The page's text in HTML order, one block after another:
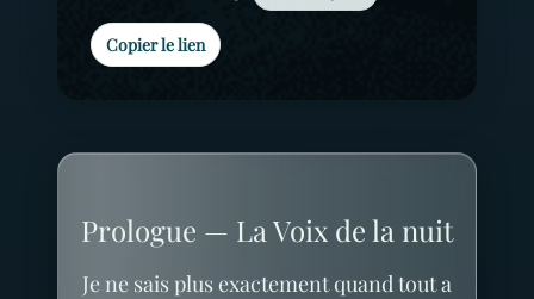
Copier le lien
Prologue — La Voix de la nuit
Je ne sais plus exactement quand tout a